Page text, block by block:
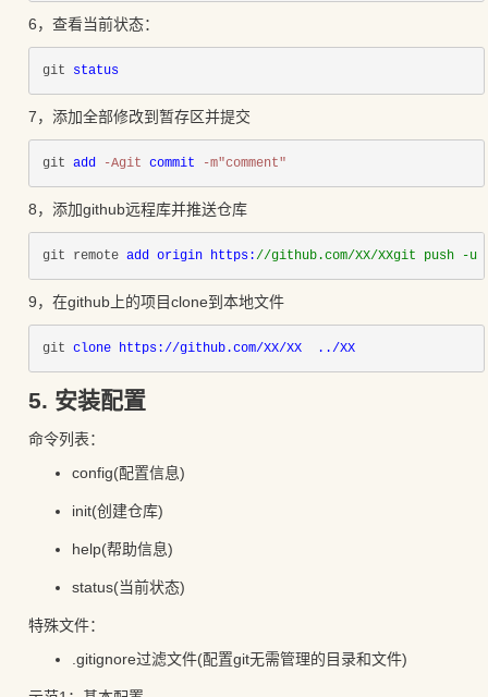
6，查看当前状态：
git status
7，添加全部修改到暂存区并提交
git add -Agit commit -m"comment"
8，添加github远程库并推送仓库
git remote add origin https://github.com/XX/XXgit push -u
9，在github上的项目clone到本地文件
git clone https://github.com/XX/XX  ../XX
5. 安装配置
命令列表：
config(配置信息)
init(创建仓库)
help(帮助信息)
status(当前状态)
特殊文件：
.gitignore过滤文件(配置git无需管理的目录和文件)